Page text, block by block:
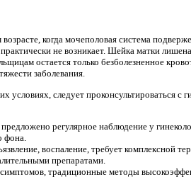
когда мочеполовая система
не возникает. Шейка матки
остается только безболезненное
заболевания.
следует проконсультироваться с
регулярное наблюдение у
фона.
воспаление, требует комплексной
препаратами.
традиционные методы